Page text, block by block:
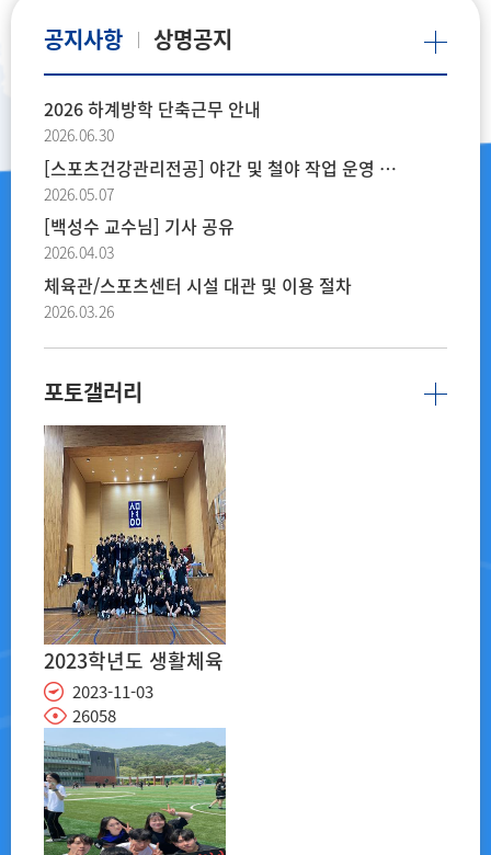
공지사항
2026 하계방학 단축근무 안내
2026.06.30
[스포츠건강관리전공] 야간 및 철야 작업 운영 안내
2026.05.07
[백성수 교수님] 기사 공유
2026.04.03
체육관/스포츠센터 시설 대관 및 이용 절차
2026.03.26
상명공지
포토갤러리
2023학년도 생활체육
지도 역량 강화교육
프로그램
2023-11-03
26058